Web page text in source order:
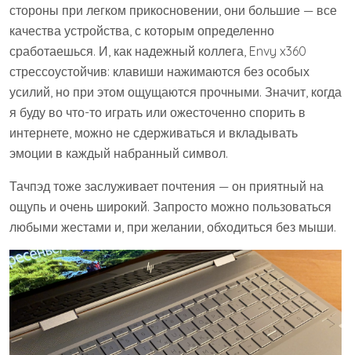
стороны при легком прикосновении, они большие — все
качества устройства, с которым определенно
сработаешься. И, как надежный коллега, Envy x360
стрессоустойчив: клавиши нажимаются без особых
усилий, но при этом ощущаются прочными. Значит, когда
я буду во что-то играть или ожесточенно спорить в
интернете, можно не сдерживаться и вкладывать
эмоции в каждый набранный символ.
Тачпэд тоже заслуживает почтения — он приятный на
ощупь и очень широкий. Запросто можно пользоваться
любыми жестами и, при желании, обходиться без мыши.